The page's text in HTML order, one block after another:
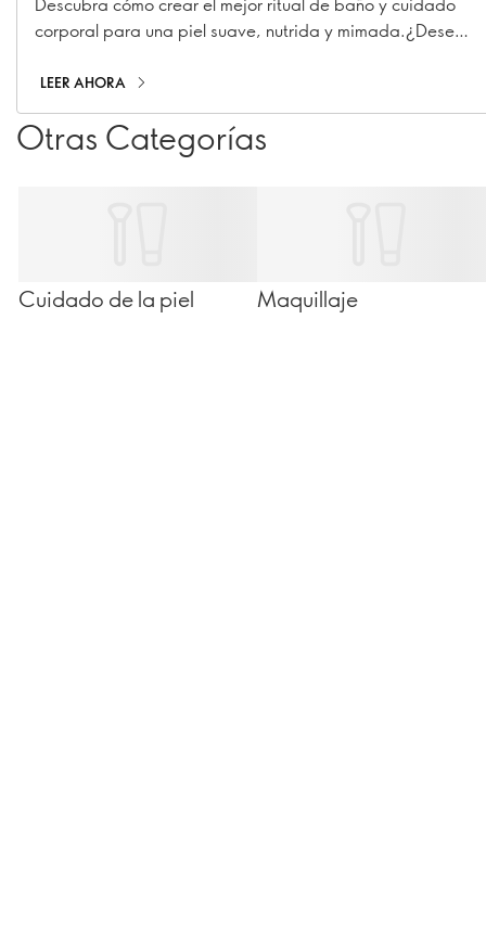
corporal para una piel suave, nutrida y mimada.¿Desea
Descubra cómo crear el mejor ritual de baño y cuidado
corporal para una piel suave, nutrida y mimada.
LEER AHORA
Otras Categorías
Cuidado de la piel Maquillaje